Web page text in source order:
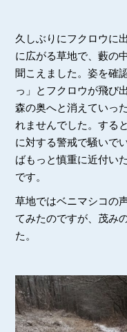
久しぶりにフクロウに
に広がる草地で、藪の
聞こえました。姿を確
っ」とフクロウが飛び
森の奥へと消えていっ
れませんでした。する
に対する警戒で騒いで
ばもっと慎重に近付い
です。
草地ではベニマシコの
てみたのですが、茂み
た。